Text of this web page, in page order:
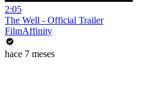
2:05
The Well - Official Trailer
FilmAffinity
hace 7 meses